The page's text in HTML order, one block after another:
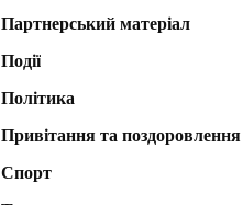
Партнерський матеріал
Події
Політика
Привітання та поздоровлення
Спорт